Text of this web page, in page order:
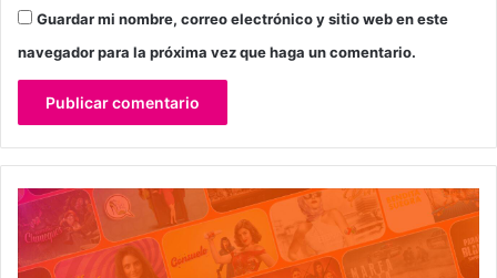
Guardar mi nombre, correo electrónico y sitio web en este
navegador para la próxima vez que haga un comentario.